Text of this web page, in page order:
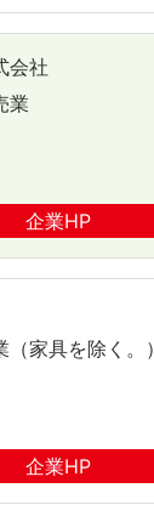
会社
業
企業HP
家具を除く。）
企業HP